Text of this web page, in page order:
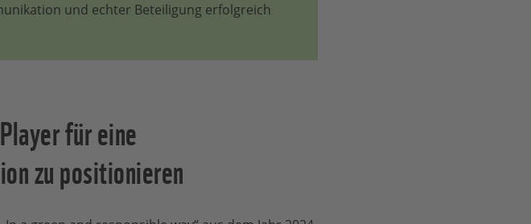
und echter Beteiligung erfolgreich
für eine
zu positionieren